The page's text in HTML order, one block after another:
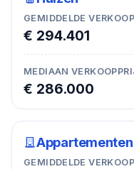
GEMIDDELDE
€ 294.401
MEDIAAN
€ 286.000
Appartementen
GEMIDDELDE